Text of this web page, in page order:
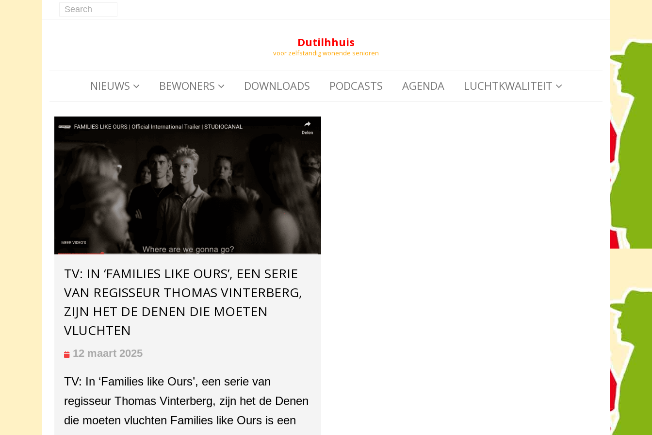
Dutilhhuis
voor zelfstandig wonende senioren
NIEUWS BEWONERS DOWNLOADS PODCASTS AGENDA LUCHTKWALITEIT
TV: IN ‘FAMILIES LIKE OURS’, EEN SERIE
VAN REGISSEUR THOMAS VINTERBERG,
ZIJN HET DE DENEN DIE MOETEN
VLUCHTEN
12 maart 2025
TV: In ‘Families like Ours’, een serie van
regisseur Thomas Vinterberg, zijn het de Denen
die moeten vluchten Families like Ours is een